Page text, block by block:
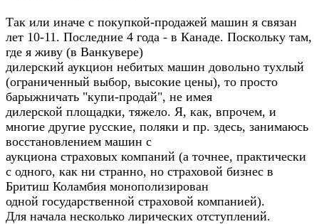
Так или иначе с покупкой-продажей машин я связан
лет 10-11. Последние 4 года - в Канаде. Поскольку там,
где я живу (в Ванкувере)
дилерский аукцион небитых машин довольно тухлый
(ограниченный выбор, высокие цены), то просто
барыжничать "купи-продай", не имея
дилерской площадки, тяжело. Я, как, впрочем, и
многие другие русские, поляки и пр. здесь, занимаюсь
восстановлением машин с
аукциона страховых компаний (а точнее, практически
с одного, как ни странно, но страховой бизнес в
Бритиш Коламбия монополизирован
одной государственной страховой компанией).
Для начала несколько лирических отступлений.